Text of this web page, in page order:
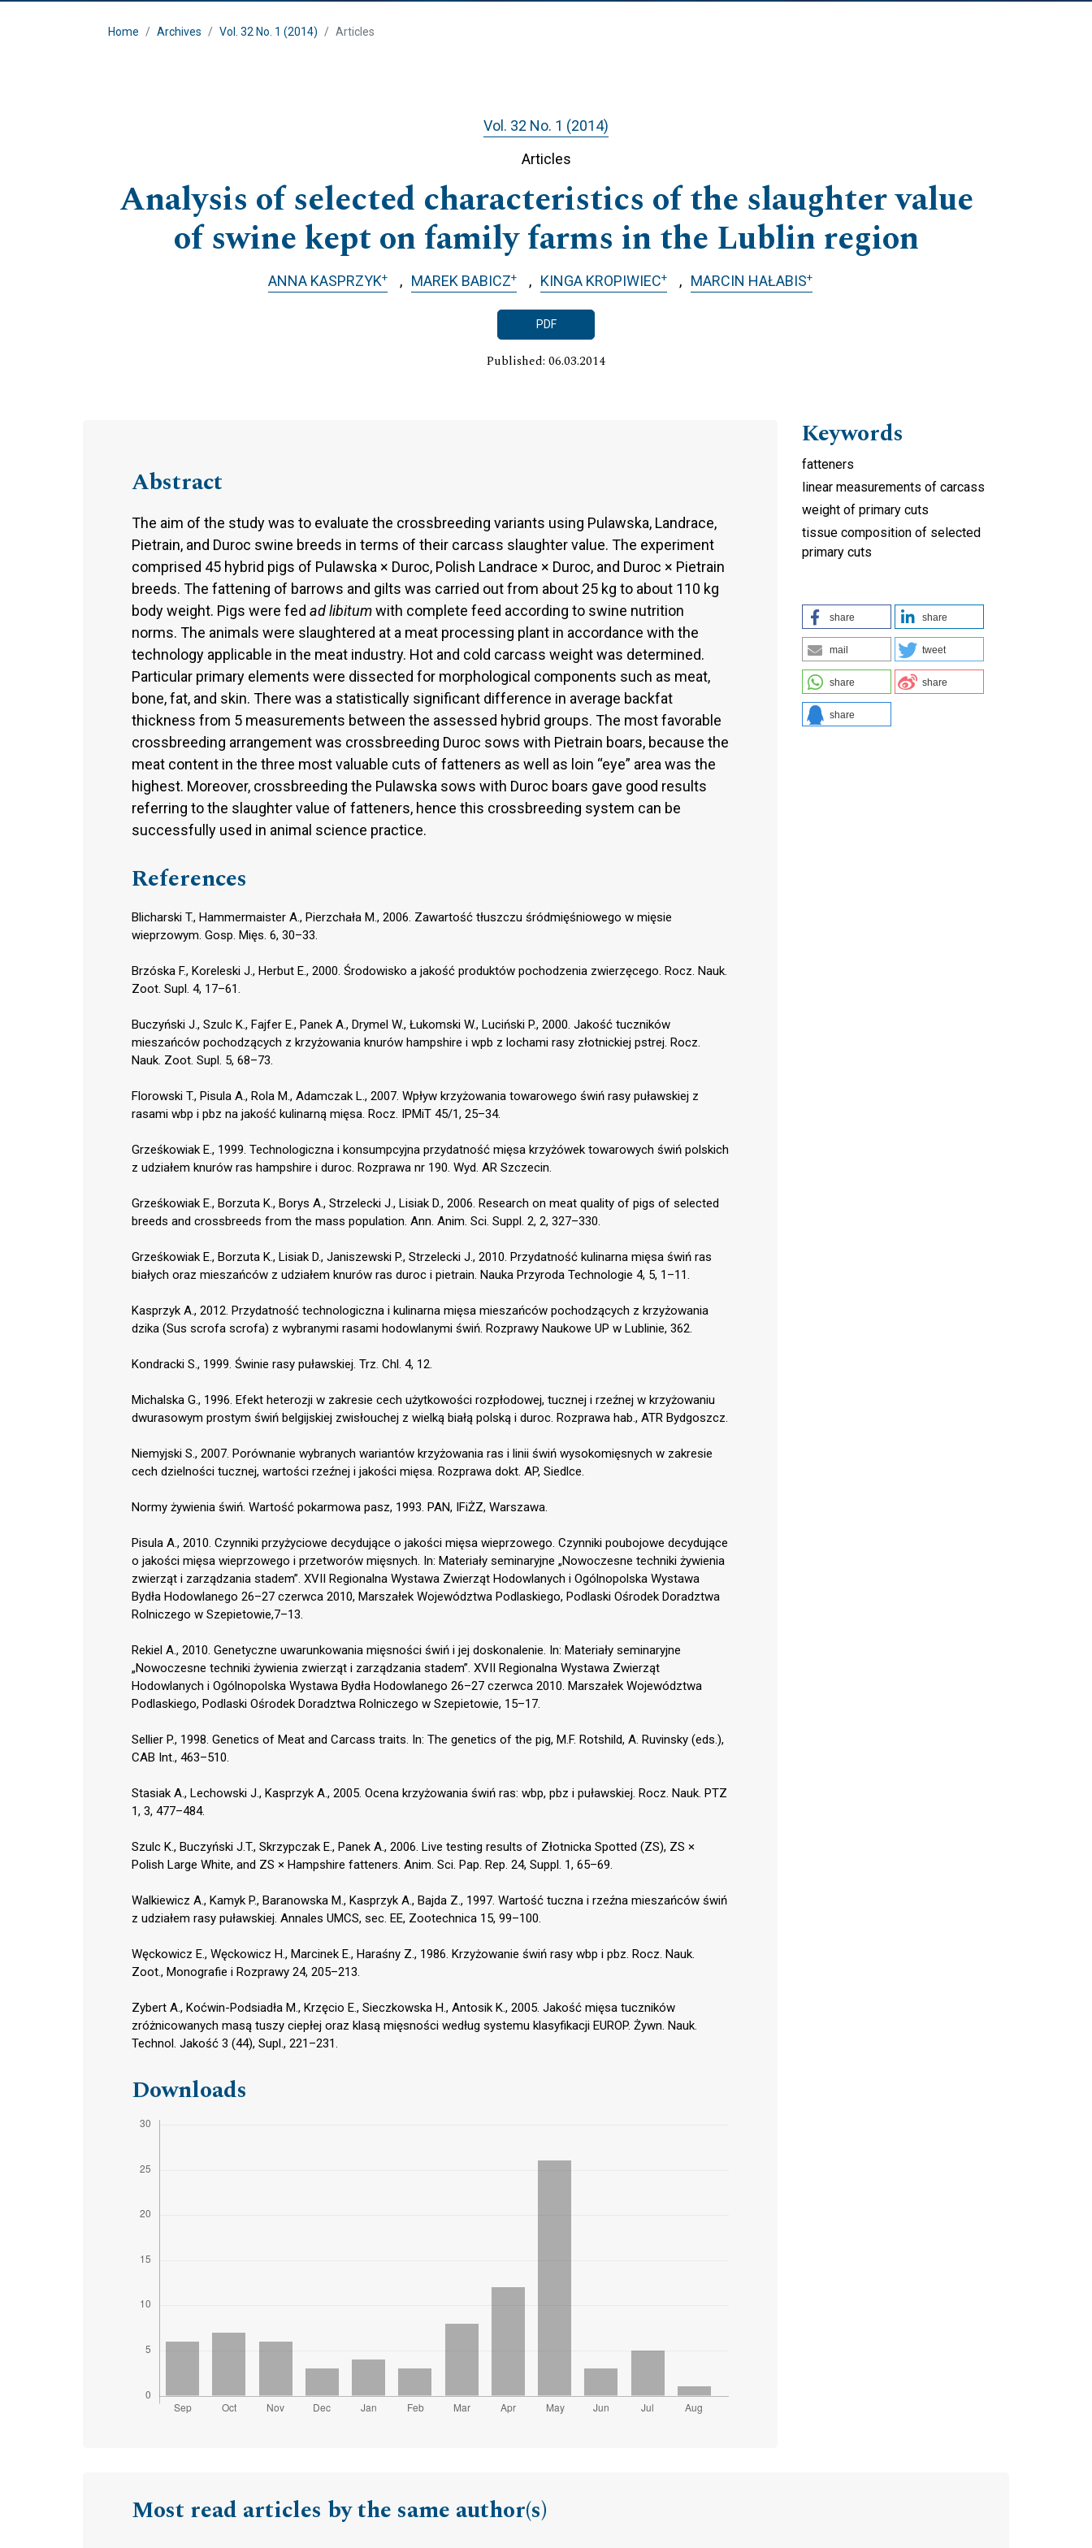
Home Archives Vol. 32 No. 1 (2014) Articles
Vol. 32 No. 1 (2014)
Articles
Analysis of selected characteristics of the slaughter value
of swine kept on family farms in the Lublin region
ANNA KASPRZYK+ MAREK BABICZ+ KINGA KROPIWIEC+ MARCIN HAŁABIS+
PDF
Published: 06.03.2014
Abstract
The aim of the study was to evaluate the crossbreeding variants using Pulawska, Landrace,
Pietrain, and Duroc swine breeds in terms of their carcass slaughter value. The experiment
comprised 45 hybrid pigs of Pulawska × Duroc, Polish Landrace × Duroc, and Duroc × Pietrain
breeds. The fattening of barrows and gilts was carried out from about 25 kg to about 110 kg
body weight. Pigs were fed ad libitumwith complete feed according to swine nutrition
norms. The animals were slaughtered at a meat processing plant in accordance with the
technology applicable in the meat industry. Hot and cold carcass weight was determined.
Particular primary elements were dissected for morphological components such as meat,
bone, fat, and skin. There was a statistically significant difference in average backfat
thickness from 5 measurements between the assessed hybrid groups. The most favorable
crossbreeding arrangement was crossbreeding Duroc sows with Pietrain boars, because the
meat content in the three most valuable cuts of fatteners as well as loin “eye” area was the
highest. Moreover, crossbreeding the Pulawska sows with Duroc boars gave good results
referring to the slaughter value of fatteners, hence this crossbreeding system can be
successfully used in animal science practice.
References
Blicharski T., Hammermaister A., Pierzchała M., 2006. Zawartość tłuszczu śródmięśniowego w mięsie
wieprzowym. Gosp. Mięs. 6, 30–33.
Brzóska F., Koreleski J., Herbut E., 2000. Środowisko a jakość produktów pochodzenia zwierzęcego. Rocz. Nauk.
Zoot. Supl. 4, 17–61.
Buczyński J., Szulc K., Fajfer E., Panek A., Drymel W., Łukomski W., Luciński P., 2000. Jakość tuczników
mieszańców pochodzących z krzyżowania knurów hampshire i wpb z lochami rasy złotnickiej pstrej. Rocz.
Nauk. Zoot. Supl. 5, 68–73.
Florowski T., Pisula A., Rola M., Adamczak L., 2007. Wpływ krzyżowania towarowego świń rasy puławskiej z
rasami wbp i pbz na jakość kulinarną mięsa. Rocz. IPMiT 45/1, 25–34.
Grześkowiak E., 1999. Technologiczna i konsumpcyjna przydatność mięsa krzyżówek towarowych świń polskich
z udziałem knurów ras hampshire i duroc. Rozprawa nr 190. Wyd. AR Szczecin.
Grześkowiak E., Borzuta K., Borys A., Strzelecki J., Lisiak D., 2006. Research on meat quality of pigs of selected
breeds and crossbreeds from the mass population. Ann. Anim. Sci. Suppl. 2, 2, 327–330.
Grześkowiak E., Borzuta K., Lisiak D., Janiszewski P., Strzelecki J., 2010. Przydatność kulinarna mięsa świń ras
białych oraz mieszańców z udziałem knurów ras duroc i pietrain. Nauka Przyroda Technologie 4, 5, 1–11.
Kasprzyk A., 2012. Przydatność technologiczna i kulinarna mięsa mieszańców pochodzących z krzyżowania
dzika (Sus scrofa scrofa) z wybranymi rasami hodowlanymi świń. Rozprawy Naukowe UP w Lublinie, 362.
Kondracki S., 1999. Świnie rasy puławskiej. Trz. Chl. 4, 12.
Michalska G., 1996. Efekt heterozji w zakresie cech użytkowości rozpłodowej, tucznej i rzeźnej w krzyżowaniu
dwurasowym prostym świń belgijskiej zwisłouchej z wielką białą polską i duroc. Rozprawa hab., ATR Bydgoszcz.
Niemyjski S., 2007. Porównanie wybranych wariantów krzyżowania ras i linii świń wysokomięsnych w zakresie
cech dzielności tucznej, wartości rzeźnej i jakości mięsa. Rozprawa dokt. AP, Siedlce.
Normy żywienia świń. Wartość pokarmowa pasz, 1993. PAN, IFiŻZ, Warszawa.
Pisula A., 2010. Czynniki przyżyciowe decydujące o jakości mięsa wieprzowego. Czynniki poubojowe decydujące
o jakości mięsa wieprzowego i przetworów mięsnych. In: Materiały seminaryjne „Nowoczesne techniki żywienia
zwierząt i zarządzania stadem”. XVII Regionalna Wystawa Zwierząt Hodowlanych i Ogólnopolska Wystawa
Bydła Hodowlanego 26–27 czerwca 2010, Marszałek Województwa Podlaskiego, Podlaski Ośrodek Doradztwa
Rolniczego w Szepietowie,7–13.
Rekiel A., 2010. Genetyczne uwarunkowania mięsności świń i jej doskonalenie. In: Materiały seminaryjne
„Nowoczesne techniki żywienia zwierząt i zarządzania stadem”. XVII Regionalna Wystawa Zwierząt
Hodowlanych i Ogólnopolska Wystawa Bydła Hodowlanego 26–27 czerwca 2010. Marszałek Województwa
Podlaskiego, Podlaski Ośrodek Doradztwa Rolniczego w Szepietowie, 15–17.
Sellier P., 1998. Genetics of Meat and Carcass traits. In: The genetics of the pig, M.F. Rotshild, A. Ruvinsky (eds.),
CAB Int., 463–510.
Stasiak A., Lechowski J., Kasprzyk A., 2005. Ocena krzyżowania świń ras: wbp, pbz i puławskiej. Rocz. Nauk. PTZ
1, 3, 477–484.
Szulc K., Buczyński J.T., Skrzypczak E., Panek A., 2006. Live testing results of Złotnicka Spotted (ZS), ZS ×
Polish Large White, and ZS × Hampshire fatteners. Anim. Sci. Pap. Rep. 24, Suppl. 1, 65–69.
Walkiewicz A., Kamyk P., Baranowska M., Kasprzyk A., Bajda Z., 1997. Wartość tuczna i rzeźna mieszańców świń
z udziałem rasy puławskiej. Annales UMCS, sec. EE, Zootechnica 15, 99–100.
Węckowicz E., Węckowicz H., Marcinek E., Haraśny Z., 1986. Krzyżowanie świń rasy wbp i pbz. Rocz. Nauk.
Zoot., Monografie i Rozprawy 24, 205–213.
Zybert A., Koćwin-Podsiadła M., Krzęcio E., Sieczkowska H., Antosik K., 2005. Jakość mięsa tuczników
zróżnicowanych masą tuszy ciepłej oraz klasą mięsności według systemu klasyfikacji EUROP. Żywn. Nauk.
Technol. Jakość 3 (44), Supl., 221–231.
Downloads
Keywords
fatteners
linear measurements of carcass
weight of primary cuts
tissue composition of selected
primary cuts
share share
mail tweet
share share
share
Most read articles by the same author(s)